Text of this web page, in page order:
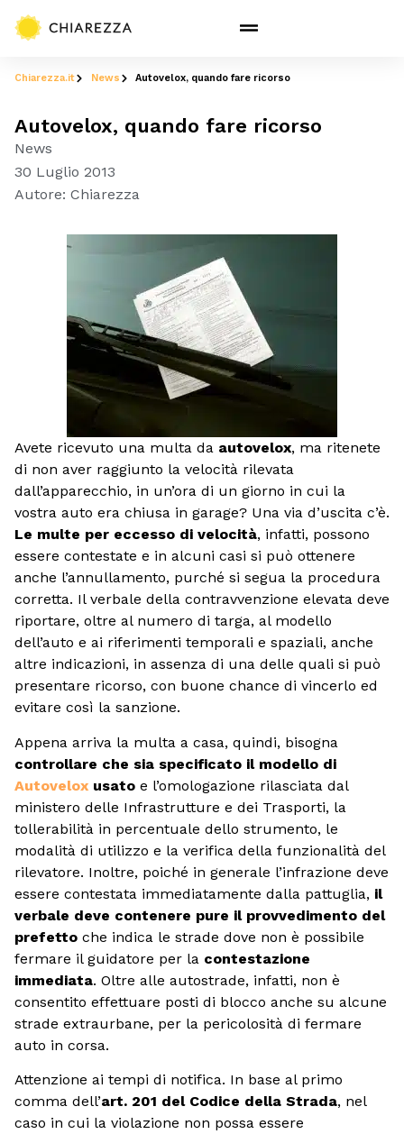
Chiarezza.it News Autovelox, quando fare ricorso
Autovelox, quando fare ricorso
News
30 Luglio 2013
Autore: Chiarezza
Avete ricevuto una multa da autovelox, ma ritenete
di non aver raggiunto la velocità rilevata
dall’apparecchio, in un’ora di un giorno in cui la
vostra auto era chiusa in garage? Una via d’uscita c’è.
Le multe per eccesso di velocità, infatti, possono
essere contestate e in alcuni casi si può ottenere
anche l’annullamento, purché si segua la procedura
corretta. Il verbale della contravvenzione elevata deve
riportare, oltre al numero di targa, al modello
dell’auto e ai riferimenti temporali e spaziali, anche
altre indicazioni, in assenza di una delle quali si può
presentare ricorso, con buone chance di vincerlo ed
evitare così la sanzione.
Appena arriva la multa a casa, quindi, bisogna
controllare che sia specificato il modello di
Autovelox usato e l’omologazione rilasciata dal
ministero delle Infrastrutture e dei Trasporti, la
tollerabilità in percentuale dello strumento, le
modalità di utilizzo e la verifica della funzionalità del
rilevatore. Inoltre, poiché in generale l’infrazione deve
essere contestata immediatamente dalla pattuglia, il
verbale deve contenere pure il provvedimento del
prefetto che indica le strade dove non è possibile
fermare il guidatore per la contestazione
immediata. Oltre alle autostrade, infatti, non è
consentito effettuare posti di blocco anche su alcune
strade extraurbane, per la pericolosità di fermare
auto in corsa.
Attenzione ai tempi di notifica. In base al primo
comma dell’art. 201 del Codice della Strada, nel
caso in cui la violazione non possa essere